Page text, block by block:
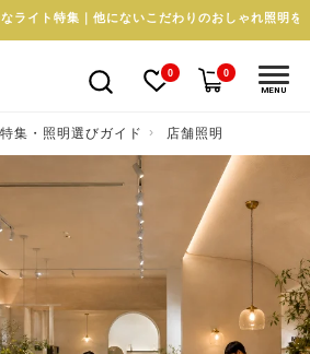
ライト特集｜他にないこだわりのおしゃれ照明を
0 0
MENU
集・照明選びガイド 店舗照明